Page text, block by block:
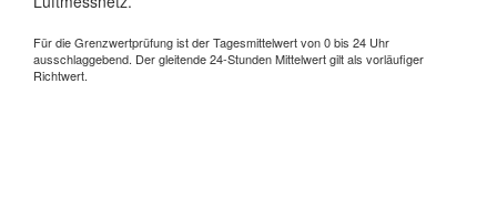
Für die Grenzwertprüfung ist der Tagesmittelwert von 0 bis 24 Uhr
ausschlaggebend. Der gleitende 24-Stunden Mittelwert gilt als vorläufiger
Richtwert.